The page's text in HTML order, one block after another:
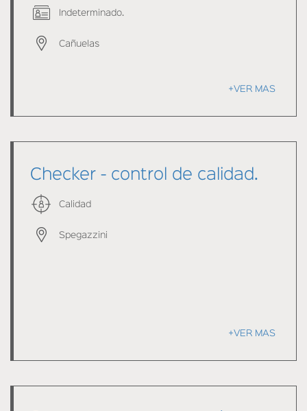
Indeterminado.
Cañuelas
+VER MAS
Checker - control de calidad.
Calidad
Spegazzini
+VER MAS